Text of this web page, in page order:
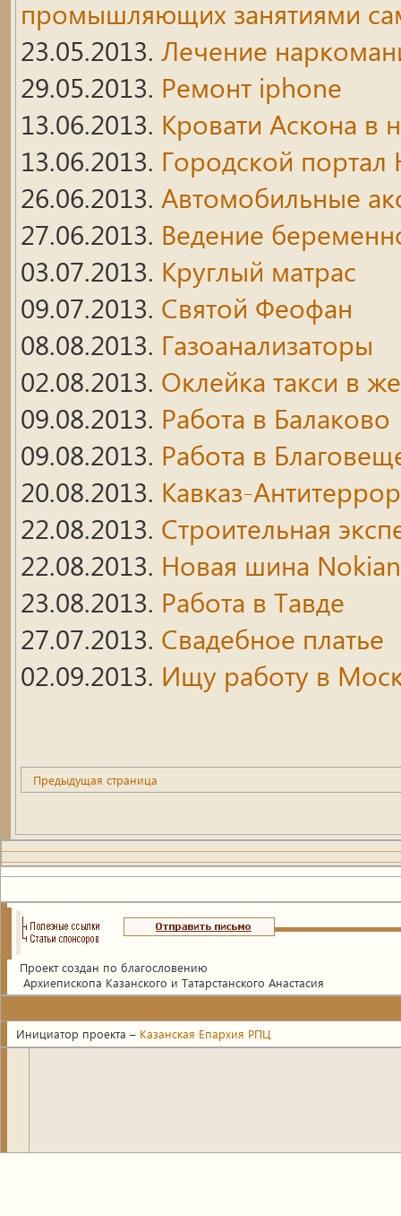
промышляющих занятиями
23.05.2013. Лечение
29.05.2013. Ремонт iphone
13.06.2013. Кровати Аскона в
13.06.2013. Городской
26.06.2013. Автомобильные
27.06.2013. Ведение
03.07.2013. Круглый матрас
09.07.2013. Святой Феофан
08.08.2013. Газоанализаторы
02.08.2013. Оклейка такси в
09.08.2013. Работа в Балаково
09.08.2013. Работа в
20.08.2013. Кавказ-Антитеррор
22.08.2013. Строительная
22.08.2013. Новая шина
23.08.2013. Работа в Тавде
27.07.2013. Свадебное платье
02.09.2013. Ищу работу в
Предыдущая страница
Проект создан по благословению
Архиепископа Казанского и Татарстанского Анастасия
Инициатор проекта – Казанская Епархия РПЦ